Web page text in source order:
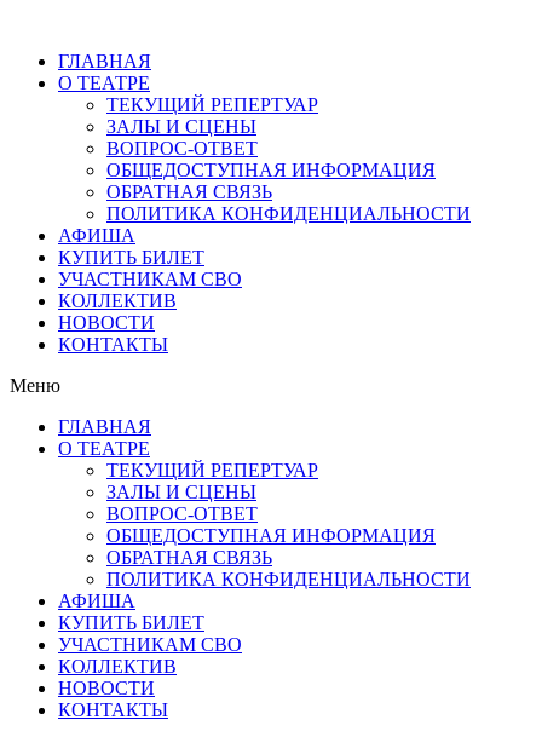
ГЛАВНАЯ
О ТЕАТРЕ
ТЕКУЩИЙ РЕПЕРТУАР
ЗАЛЫ И СЦЕНЫ
ВОПРОС-ОТВЕТ
ОБЩЕДОСТУПНАЯ ИНФОРМАЦИЯ
ОБРАТНАЯ СВЯЗЬ
ПОЛИТИКА КОНФИДЕНЦИАЛЬНОСТИ
АФИША
КУПИТЬ БИЛЕТ
УЧАСТНИКАМ СВО
КОЛЛЕКТИВ
НОВОСТИ
КОНТАКТЫ
Меню
ГЛАВНАЯ
О ТЕАТРЕ
ТЕКУЩИЙ РЕПЕРТУАР
ЗАЛЫ И СЦЕНЫ
ВОПРОС-ОТВЕТ
ОБЩЕДОСТУПНАЯ ИНФОРМАЦИЯ
ОБРАТНАЯ СВЯЗЬ
ПОЛИТИКА КОНФИДЕНЦИАЛЬНОСТИ
АФИША
КУПИТЬ БИЛЕТ
УЧАСТНИКАМ СВО
КОЛЛЕКТИВ
НОВОСТИ
КОНТАКТЫ